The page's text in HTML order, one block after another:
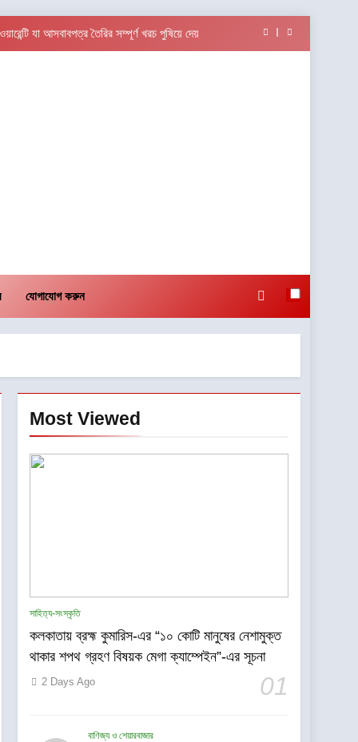
যা আসবাবপত্র তৈরির সম্পূর্ণ খরচ পুষিয়ে দেয়
শপথ গ্রহণ বিষয়ক মেগা ক্যাম্পেইন”-এর সূচনা
যা আসবাবপত্র তৈরির সম্পূর্ণ খরচ পুষিয়ে দেয়
যোগাযোগ করুন
Most Viewed
সাহিত্য-সংস্কৃতি
কলকাতায় ব্রহ্ম কুমারিস-এর “১০ কোটি মানুষের নেশামুক্ত
থাকার শপথ গ্রহণ বিষয়ক মেগা ক্যাম্পেইন”-এর সূচনা
01
2 Days Ago
বাণিজ্য ও শেয়ারবাজার